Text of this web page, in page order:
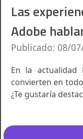
Las
Adobe
Publicado: 08/
En la actualidad
convierten en
¿Te gustaría